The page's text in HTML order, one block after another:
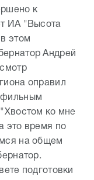
к
ИА "Высота
этом
Андрей
оправил
ко мне
это время по
на общем
подготовки